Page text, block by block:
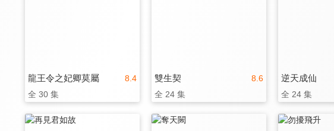
8.4
龍王令之妃卿莫屬
全 30 集
8.6
雙生契
全 24 集
逆天成仙
全 24 集